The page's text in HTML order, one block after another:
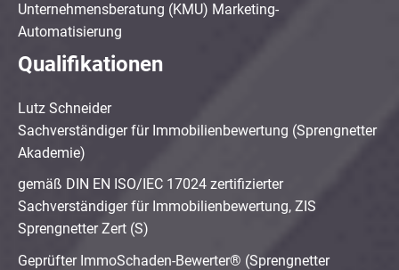
Unternehmensberatung (KMU) Marketing-
Automatisierung
Qualifikationen
Lutz Schneider
Sachverständiger für Immobilienbewertung (Sprengnetter
Akademie)
gemäß DIN EN ISO/IEC 17024 zertifizierter
Sachverständiger für Immobilienbewertung, ZIS
Sprengnetter Zert (S)
Geprüfter ImmoSchaden-Bewerter® (Sprengnetter